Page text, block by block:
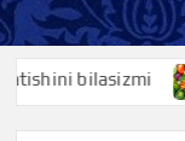
bilasizmi